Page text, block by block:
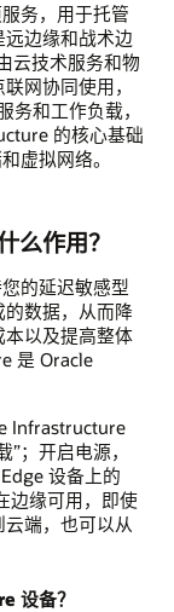
务，用于托管
边缘和战术边
云技术服务和物
网协同使用，
和工作负载，
的核心基础
虚拟网络。
作用？
的延迟敏感型
数据，从而降
以及提高整体
是 Oracle
Infrastructure
；开启电源，
设备上的
边缘可用，即使
端，也可以从
设备？